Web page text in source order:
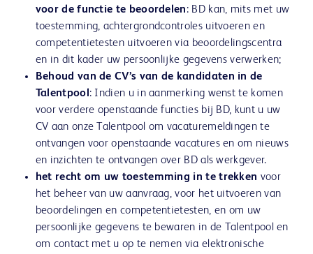
voor de functie te beoordelen: BD kan, mits met uw
toestemming, achtergrondcontroles uitvoeren en
competentietesten uitvoeren via beoordelingscentra
en in dit kader uw persoonlijke gegevens verwerken;
Behoud van de CV’s van de kandidaten in de
Talentpool : Indien u in aanmerking wenst te komen
voor verdere openstaande functies bij BD, kunt u uw
CV aan onze Talentpool om vacaturemeldingen te
ontvangen voor openstaande vacatures en om nieuws
en inzichten te ontvangen over BD als werkgever.
het recht om uw toestemming in te trekken voor
het beheer van uw aanvraag, voor het uitvoeren van
beoordelingen en competentietesten, en om uw
persoonlijke gegevens te bewaren in de Talentpool en
om contact met u op te nemen via elektronische